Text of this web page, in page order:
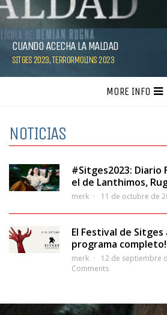
CUANDO ACECHA LA MALDAD
SITGES 2023,TERRORMOLINS 2023
MORE INFO
NOTICIAS
#Sitges2023: Diario
el de Lanthimos,
merk 11 de octubre de
El Festival de Sitges
programa completo!
merk 12 de septiembre
Comments